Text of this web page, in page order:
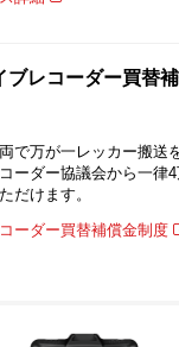
ブレコーダー買替
で万が一レッカー搬送
ーダー協議会から一律
だけます。
ーダー買替補償金制度